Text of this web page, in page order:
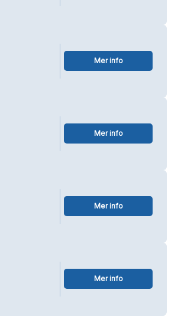
Mer info
Mer info
Mer info
Mer info